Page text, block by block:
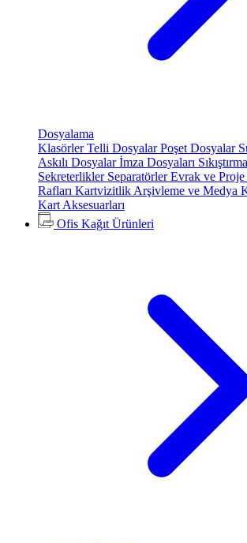
Dosyalama
KlasörlerTelli DosyalarPoşet Dosyalar
Askılı Dosyalarİmza Dosyaları
Sekreterlikler SeparatörlerEvrak ve Proje
Rafları Kartvizitlik Arşivleme ve Medya
Kart Aksesuarları
Ofis Kağıt Ürünleri